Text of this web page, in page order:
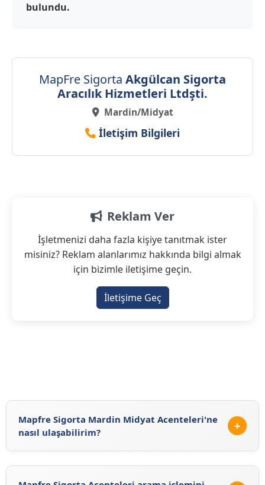
bulundu.
MapFre Sigorta Akgülcan Sigorta
Aracılık Hizmetleri Ltdşti.
Mardin/Midyat
İletişim Bilgileri
Reklam Ver
İşletmenizi daha fazla kişiye tanıtmak ister
misiniz? Reklam alanlarımız hakkında bilgi almak
için bizimle iletişime geçin.
İletişime Geç
Mapfre Sigorta Mardin Midyat Acenteleri'ne
nasıl ulaşabilirim?
+
https://sigortaciplus.com/mapfre-sigorta-